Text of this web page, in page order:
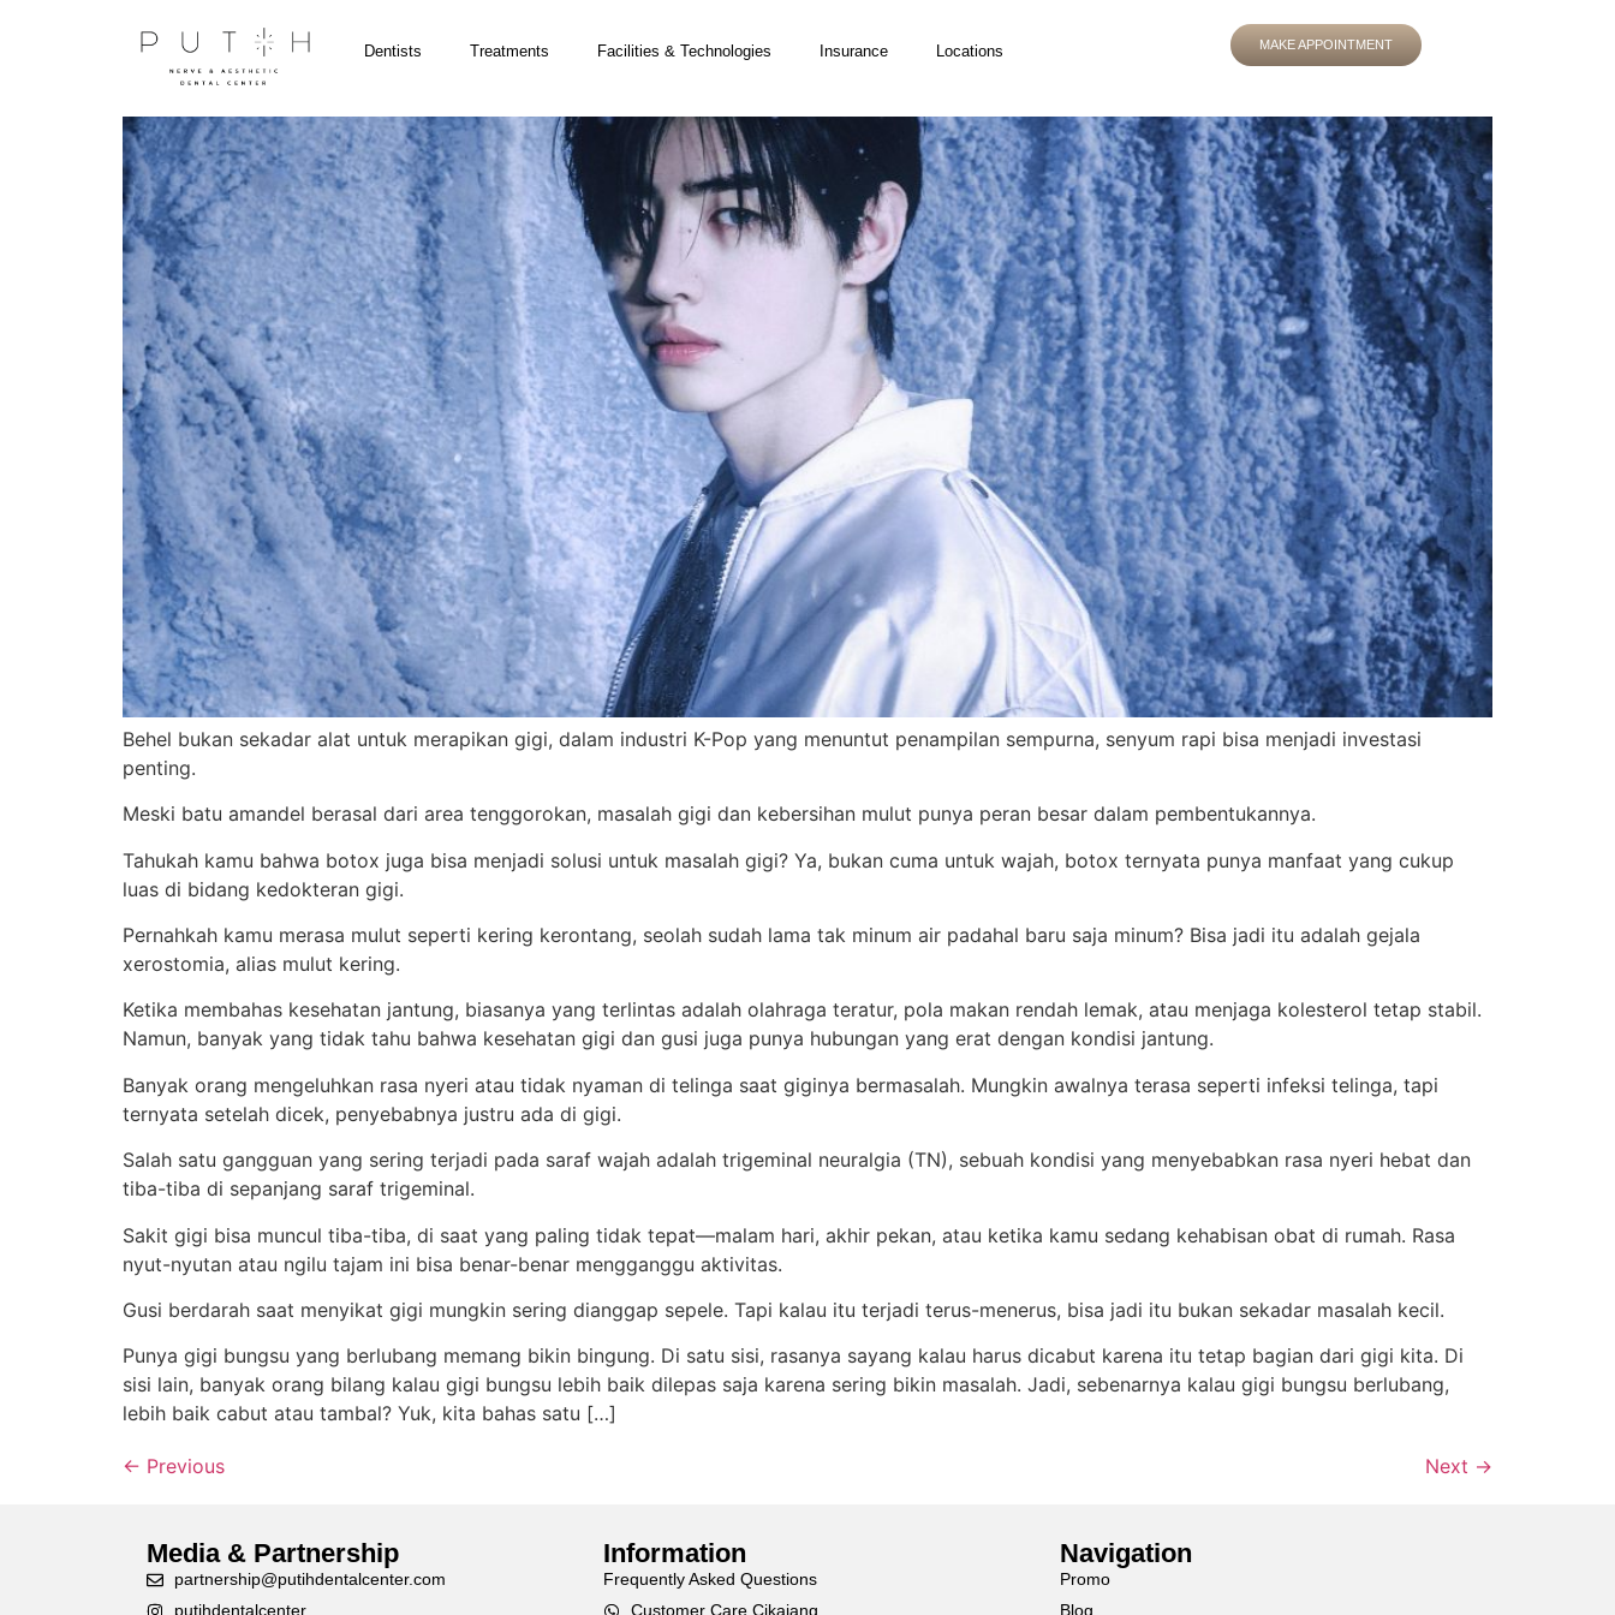
Dentists Treatments Facilities & Technologies Insurance Locations MAKE APPOINTMENT
Behel bukan sekadar alat untuk merapikan gigi, dalam industri K-Pop yang menuntut penampilan sempurna, senyum rapi bisa menjadi investasi
penting.
Meski batu amandel berasal dari area tenggorokan, masalah gigi dan kebersihan mulut punya peran besar dalam pembentukannya.
Tahukah kamu bahwa botox juga bisa menjadi solusi untuk masalah gigi? Ya, bukan cuma untuk wajah, botox ternyata punya manfaat yang cukup
luas di bidang kedokteran gigi.
Pernahkah kamu merasa mulut seperti kering kerontang, seolah sudah lama tak minum air padahal baru saja minum? Bisa jadi itu adalah gejala
xerostomia, alias mulut kering.
Ketika membahas kesehatan jantung, biasanya yang terlintas adalah olahraga teratur, pola makan rendah lemak, atau menjaga kolesterol tetap stabil.
Namun, banyak yang tidak tahu bahwa kesehatan gigi dan gusi juga punya hubungan yang erat dengan kondisi jantung.
Banyak orang mengeluhkan rasa nyeri atau tidak nyaman di telinga saat giginya bermasalah. Mungkin awalnya terasa seperti infeksi telinga, tapi
ternyata setelah dicek, penyebabnya justru ada di gigi.
Salah satu gangguan yang sering terjadi pada saraf wajah adalah trigeminal neuralgia (TN), sebuah kondisi yang menyebabkan rasa nyeri hebat dan
tiba-tiba di sepanjang saraf trigeminal.
Sakit gigi bisa muncul tiba-tiba, di saat yang paling tidak tepat—malam hari, akhir pekan, atau ketika kamu sedang kehabisan obat di rumah. Rasa
nyut-nyutan atau ngilu tajam ini bisa benar-benar mengganggu aktivitas.
Gusi berdarah saat menyikat gigi mungkin sering dianggap sepele. Tapi kalau itu terjadi terus-menerus, bisa jadi itu bukan sekadar masalah kecil.
Punya gigi bungsu yang berlubang memang bikin bingung. Di satu sisi, rasanya sayang kalau harus dicabut karena itu tetap bagian dari gigi kita. Di
sisi lain, banyak orang bilang kalau gigi bungsu lebih baik dilepas saja karena sering bikin masalah. Jadi, sebenarnya kalau gigi bungsu berlubang,
lebih baik cabut atau tambal? Yuk, kita bahas satu […]
← Previous Next →
Media & Partnership
partnership@putihdentalcenter.com
putihdentalcenter
Information
Frequently Asked Questions
Customer Care Cikajang
Navigation
Promo
Blog